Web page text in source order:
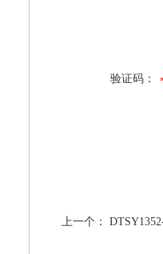
验证码：
上一个：